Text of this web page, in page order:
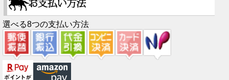
選べる8つの支払い方法